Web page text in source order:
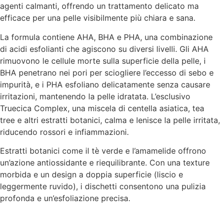
agenti calmanti, offrendo un trattamento delicato ma
efficace per una pelle visibilmente più chiara e sana.
La formula contiene AHA, BHA e PHA, una combinazione
di acidi esfolianti che agiscono su diversi livelli. Gli AHA
rimuovono le cellule morte sulla superficie della pelle, i
BHA penetrano nei pori per sciogliere l’eccesso di sebo e
impurità, e i PHA esfoliano delicatamente senza causare
irritazioni, mantenendo la pelle idratata. L’esclusivo
Truecica Complex, una miscela di centella asiatica, tea
tree e altri estratti botanici, calma e lenisce la pelle irritata,
riducendo rossori e infiammazioni.
Estratti botanici come il tè verde e l’amamelide offrono
un’azione antiossidante e riequilibrante. Con una texture
morbida e un design a doppia superficie (liscio e
leggermente ruvido), i dischetti consentono una pulizia
profonda e un’esfoliazione precisa.